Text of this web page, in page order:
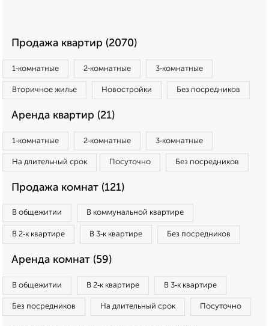
Продажа квартир (2070)
1‑комнатные 2‑комнатные 3‑комнатные
Вторичное жилье Новостройки Без посредников
Аренда квартир (21)
1‑комнатные 2‑комнатные 3‑комнатные
На длительный срок Посуточно Без посредников
Продажа комнат (121)
В общежитии В коммунальной квартире
В 2‑к квартире В 3‑к квартире Без посредников
Аренда комнат (59)
В общежитии В 2‑к квартире В 3‑к квартире
Без посредников На длительный срок Посуточно